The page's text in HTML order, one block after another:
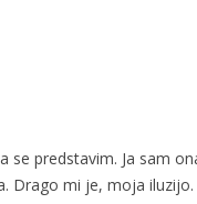
se predstavim. Ja sam
Drago mi je, moja